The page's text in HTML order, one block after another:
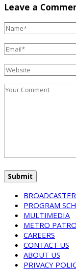
Leave a
PROGRAM
MULTIMEDIA
METRO
CAREERS
CONTACT US
ABOUT US
PRIVACY